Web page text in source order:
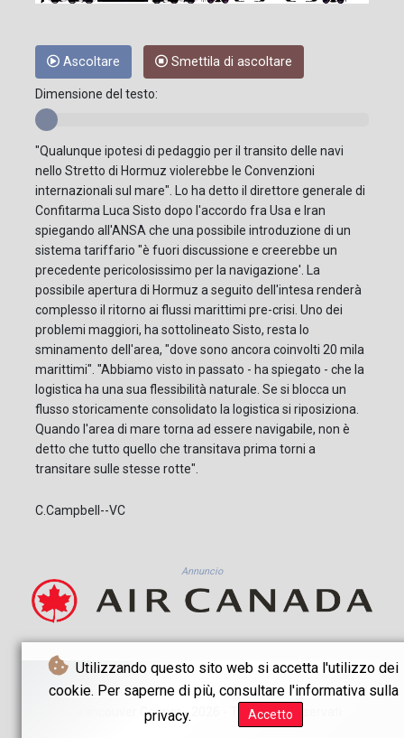
Utilizzando questo sito web si accetta l'utilizzo dei
cookie. Per saperne di più, consultare l'informativa sulla
privacy.
Accetto
Ascoltare Smettila di ascoltare
Dimensione del testo:
"Qualunque ipotesi di pedaggio per il transito delle navi
nello Stretto di Hormuz violerebbe le Convenzioni
internazionali sul mare". Lo ha detto il direttore generale di
Confitarma Luca Sisto dopo l'accordo fra Usa e Iran
spiegando all'ANSA che una possibile introduzione di un
sistema tariffario "è fuori discussione e creerebbe un
precedente pericolosissimo per la navigazione'. La
possibile apertura di Hormuz a seguito dell'intesa renderà
complesso il ritorno ai flussi marittimi pre-crisi. Uno dei
problemi maggiori, ha sottolineato Sisto, resta lo
sminamento dell'area, "dove sono ancora coinvolti 20 mila
marittimi". "Abbiamo visto in passato - ha spiegato - che la
logistica ha una sua flessibilità naturale. Se si blocca un
flusso storicamente consolidato la logistica si riposiziona.
Quando l'area di mare torna ad essere navigabile, non è
detto che tutto quello che transitava prima torni a
transitare sulle stesse rotte".
C.Campbell--VC
Annuncio
© Vancouver Courier - 2026 - Tutti i diritti riservati